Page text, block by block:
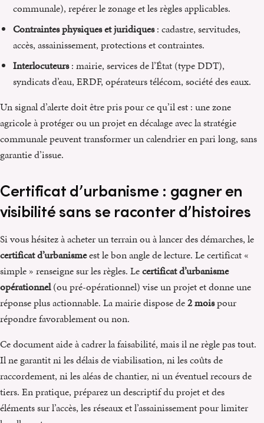
communale), repérer le zonage et les règles applicables.
Contraintes physiques et juridiques: cadastre, servitudes,
accès, assainissement, protections et contraintes.
Interlocuteurs: mairie, services de l’État (type DDT),
syndicats d’eau, ERDF, opérateurs télécom, société des eaux.
Un signal d’alerte doit être pris pour ce qu’il est : une zone
agricole à protéger ou un projet en décalage avec la stratégie
communale peuvent transformer un calendrier en pari long, sans
garantie d’issue.
Certificat d’urbanisme : gagner en
visibilité sans se raconter d’histoires
Si vous hésitez à acheter un terrain ou à lancer des démarches, le
certificat d’urbanismeest le bon angle de lecture. Le certificat «
simple » renseigne sur les règles. Lecertificat d’urbanisme
opérationnel(ou pré-opérationnel) vise un projet et donne une
réponse plus actionnable. La mairie dispose de2 moispour
répondre favorablement ou non.
Ce document aide à cadrer la faisabilité, mais il ne règle pas tout.
Il ne garantit ni les délais de viabilisation, ni les coûts de
raccordement, ni les aléas de chantier, ni un éventuel recours de
tiers. En pratique, préparez un descriptif du projet et des
éléments sur l’accès, les réseaux et l’assainissement pour limiter